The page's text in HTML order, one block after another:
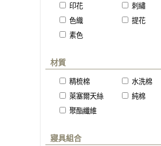
印花
刺繡
色織
提花
素色
材質
精梳棉
水洗棉
萊塞爾天絲
純棉
聚酯纖維
寢具組合